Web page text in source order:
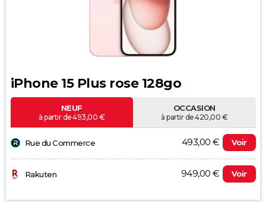
iPhone 15 Plus rose 128go
NEUF
à partir de 493,00 €
OCCASION
à partir de 420,00 €
Rue du Commerce 493,00 € Voir
Rakuten 949,00 € Voir